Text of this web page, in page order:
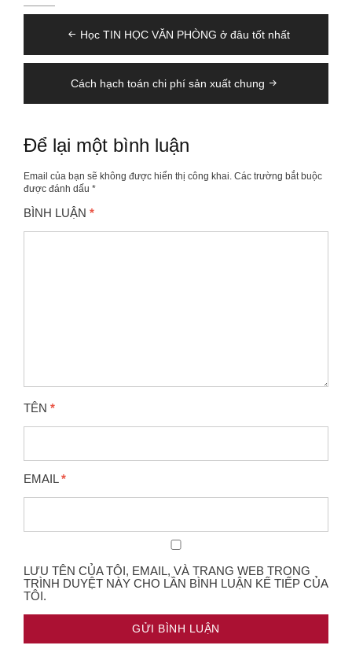
hướng
bài
Học TIN HỌC VĂN PHÒNG ở đâu tốt nhất
Cách hạch toán chi phí sản xuất chung
Để lại một bình luận
Email của bạn sẽ không được hiển thị công khai. Các trường bắt buộc
được đánh dấu *
BÌNH LUẬN *
TÊN *
EMAIL*
LƯU TÊN CỦA TÔI, EMAIL, VÀ TRANG WEB TRONG
TRÌNH DUYỆT NÀY CHO LẦN BÌNH LUẬN KẾ TIẾP CỦA
TÔI.